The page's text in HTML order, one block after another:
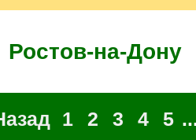
Ростов-на-Дону
1 2 3 4 5